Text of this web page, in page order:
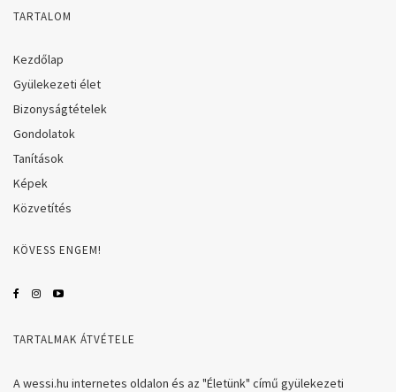
TARTALOM
Kezdőlap
Gyülekezeti élet
Bizonyságtételek
Gondolatok
Tanítások
Képek
Közvetítés
KÖVESS ENGEM!
TARTALMAK ÁTVÉTELE
A wessi.hu internetes oldalon és az "Életünk" című gyülekezeti